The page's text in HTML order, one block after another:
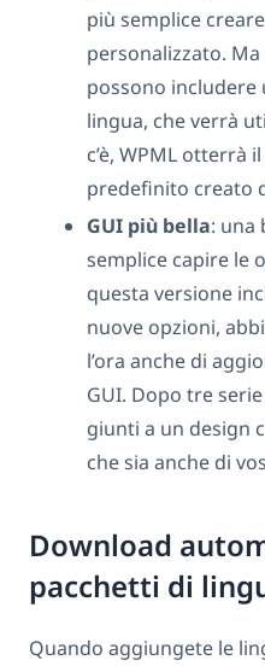
più semplice
personalizzato.
possono includere
lingua, che verrà
c’è, WPML otterrà
predefinito creato
GUI più bella: una
semplice capire le
questa versione
nuove opzioni,
l’ora anche di
GUI. Dopo tre
giunti a un design
che sia anche di
Download
pacchetti di
Quando aggiungete le